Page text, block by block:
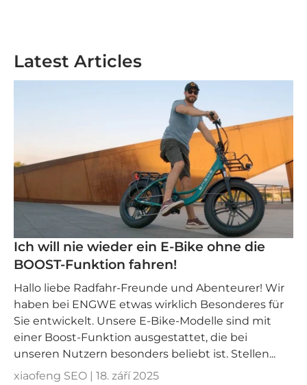
Latest Articles
Ich will nie wieder ein E-Bike ohne die
BOOST-Funktion fahren!
Hallo liebe Radfahr-Freunde und Abenteurer! Wir
haben bei ENGWE etwas wirklich Besonderes für
Sie entwickelt. Unsere E-Bike-Modelle sind mit
einer Boost-Funktion ausgestattet, die bei
unseren Nutzern besonders beliebt ist. Stellen...
xiaofeng SEO | 18. září 2025